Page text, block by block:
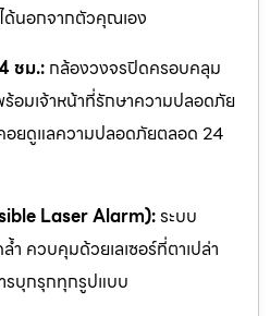
นอกจากตัวคุณเอง
ชม.:กล้องวงจรปิดครอบคลุม
อมเจ้าหน้าที่รักษาความปลอดภัย
อยดูแลความปลอดภัยตลอด 24
Laser Alarm):ระบบ
ควบคุมด้วยเลเซอร์ที่ตาเปล่า
รบุกรุกทุกรูปแบบ